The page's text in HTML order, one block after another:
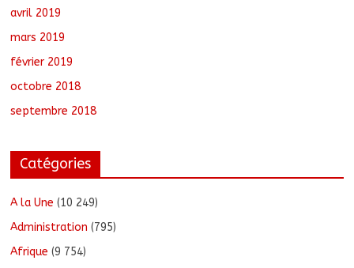
avril 2019
mars 2019
février 2019
octobre 2018
septembre 2018
Catégories
A la Une (10 249)
Administration (795)
Afrique (9 754)